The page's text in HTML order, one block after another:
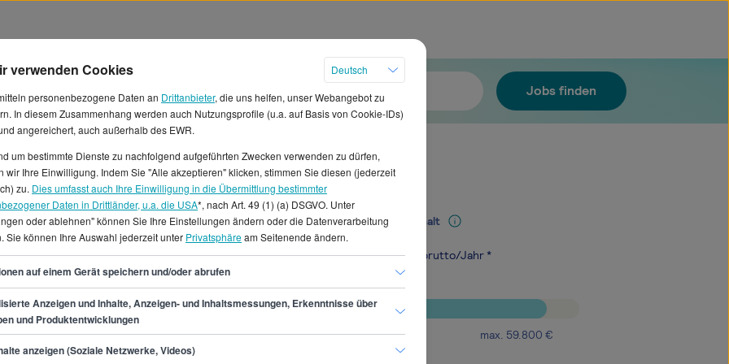
Jobs finden
von 49.400 €
einem Stundenlohn von 17
zwischen 42.300 € und
einen Job als
besonders viele offene
du auf StepStone.de in
Mediangehalt
49.400€ brutto/Jahr *
min.42.300€ max. 59.800 €
verwenden Cookies
Deutsch
personenbezogene Daten an Drittanbieter, die uns helfen, unser Webangebot zu
In diesem Zusammenhang werden auch Nutzungsprofile (u.a. auf Basis von Cookie-IDs)
angereichert, auch außerhalb des EWR.
um bestimmte Dienste zu nachfolgend aufgeführten Zwecken verwenden zu dürfen,
wir Ihre Einwilligung. Indem Sie "Alle akzeptieren" klicken, stimmen Sie diesen (jederzeit
zu. Dies umfasst auch Ihre Einwilligung in die Übermittlung bestimmter
Daten in Drittländer, u.a. die USA*, nach Art. 49 (1) (a) DSGVO. Unter
oder ablehnen" können Sie Ihre Einstellungen ändern oder die Datenverarbeitung
Sie können Ihre Auswahl jederzeit unter Privatsphäream Seitenende ändern.
auf einem Gerät speichern und/oder abrufen
Anzeigen und Inhalte, Anzeigen- und Inhaltsmessungen, Erkenntnisse über
und Produktentwicklungen
anzeigen (Soziale Netzwerke, Videos)